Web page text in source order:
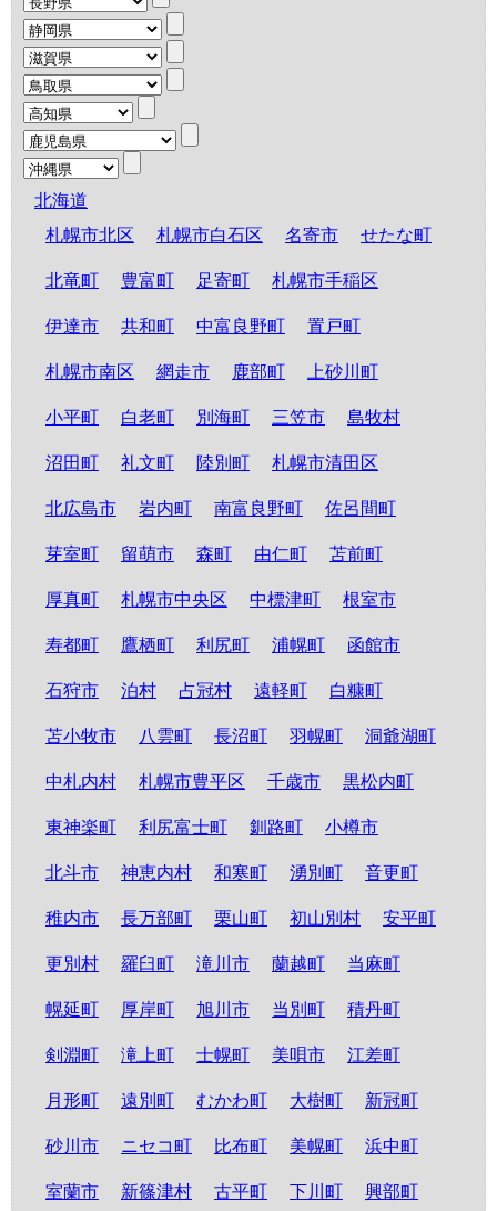
北海道
札幌市北区
札幌市白石区 名寄市 せたな町
北竜町 豊富町 足寄町 札幌市手稲区
伊達市 共和町 中富良野町 置戸町
札幌市南区 網走市 鹿部町 上砂川町
小平町 白老町 別海町 三笠市 島牧村
沼田町 礼文町 陸別町 札幌市清田区
北広島市 岩内町 南富良野町 佐呂間町
芽室町 留萌市 森町 由仁町 苫前町
厚真町 札幌市中央区 中標津町 根室市
寿都町 鷹栖町 利尻町 浦幌町 函館市
石狩市 泊村 占冠村 遠軽町 白糠町
苫小牧市 八雲町 長沼町 羽幌町 洞爺湖町
中札内村 札幌市豊平区 千歳市 黒松内町
東神楽町 利尻富士町 釧路町 小樽市
北斗市 神恵内村 和寒町 湧別町 音更町
稚内市 長万部町 栗山町 初山別村 安平町
更別村 羅臼町 滝川市 蘭越町 当麻町
幌延町 厚岸町 旭川市 当別町 積丹町
剣淵町 滝上町 士幌町 美唄市 江差町
月形町 遠別町 むかわ町 大樹町 新冠町
砂川市 ニセコ町 比布町 美幌町 浜中町
室蘭市 新篠津村 古平町 下川町 興部町